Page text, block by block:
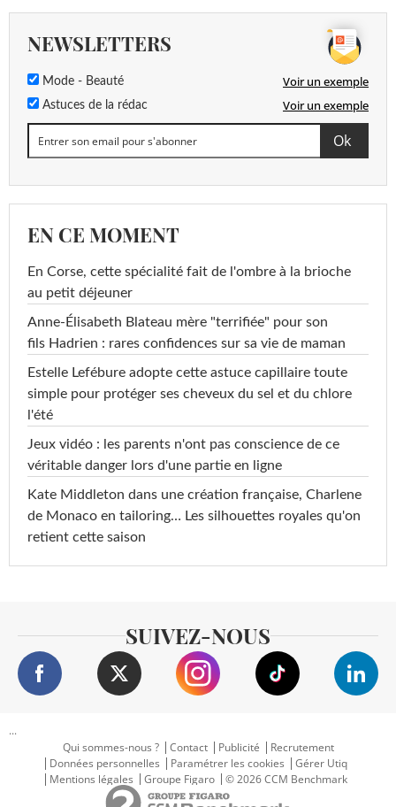
NEWSLETTERS
Mode - Beauté Voir un exemple
Astuces de la rédac Voir un exemple
EN CE MOMENT
En Corse, cette spécialité fait de l'ombre à la brioche
au petit déjeuner
Anne-Élisabeth Blateau mère "terrifiée" pour son
fils Hadrien : rares confidences sur sa vie de maman
Estelle Lefébure adopte cette astuce capillaire toute
simple pour protéger ses cheveux du sel et du chlore
l'été
Jeux vidéo : les parents n'ont pas conscience de ce
véritable danger lors d'une partie en ligne
Kate Middleton dans une création française, Charlene
de Monaco en tailoring… Les silhouettes royales qu'on
retient cette saison
SUIVEZ-NOUS
...
Qui sommes-nous ?
Contact Publicité
Recrutement
Données personnelles
Paramétrer les cookies
Gérer Utiq
Mentions légales
Groupe Figaro © 2026 CCM Benchmark